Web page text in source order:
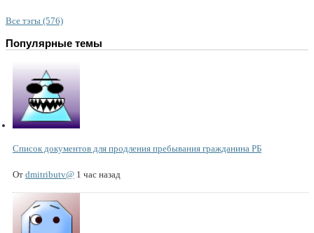
Все тэгы (576)
Популярные темы
Список документов для продления пребывания гражданина РБ
От dmitributv@ 1 час назад